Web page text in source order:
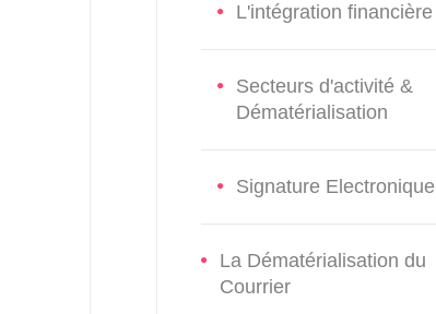
L'intégration financière
Secteurs d'activité &
Dématérialisation
Signature Electronique
La Dématérialisation du
Courrier